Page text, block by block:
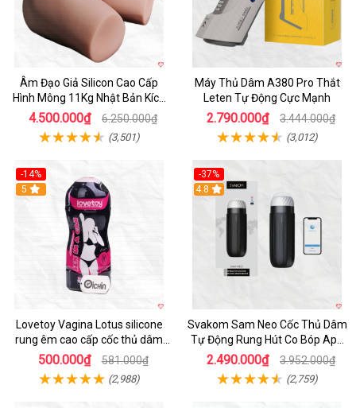
Âm Đạo Giả Silicon Cao Cấp
Hình Mông 11Kg Nhật Bản Kích
Thước Như Thật
4.500.000₫ 6.250.000₫
(3,501)
Máy Thủ Dâm A380 Pro Thắt
Leten Tự Động Cực Mạnh
2.790.000₫ 3.444.000₫
(3,012)
-14%
Hot
5
Lovetoy Vagina Lotus silicone
rung êm cao cấp cốc thủ dâm
nam
500.000₫ 581.000₫
(2,988)
-37%
4.8
Svakom Sam Neo Cốc Thủ Dâm
Tự Động Rung Hút Co Bóp App
Điều Khiển
2.490.000₫ 3.952.000₫
(2,759)